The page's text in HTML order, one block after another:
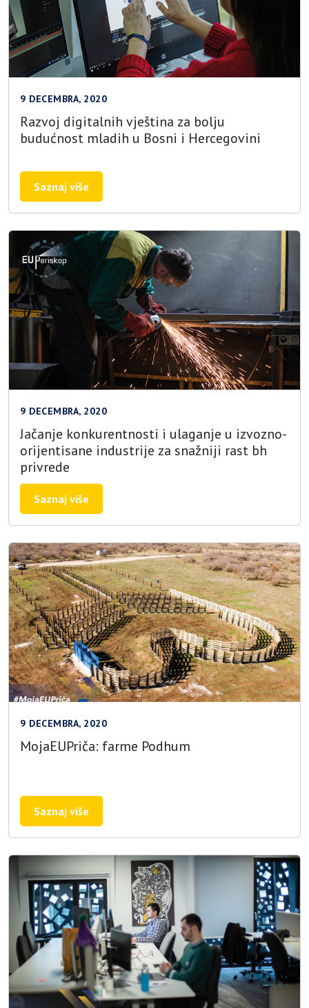
9 DECEMBRA, 2020
Razvoj digitalnih vještina za bolju
budućnost mladih u Bosni i Hercegovini
Saznaj više
9 DECEMBRA, 2020
Jačanje konkurentnosti i ulaganje u izvozno-
orijentisane industrije za snažniji rast bh
privrede
Saznaj više
9 DECEMBRA, 2020
MojaEUPriča: farme Podhum
Saznaj više